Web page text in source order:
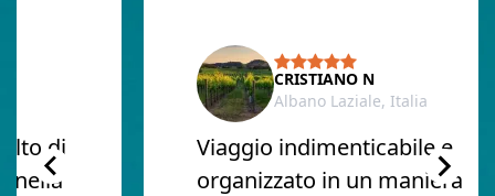
di
CRISTIANO N
Albano Laziale, Italia
Viaggio indimenticabile e
organizzato in un maniera